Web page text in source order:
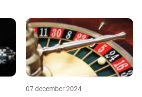
07 december 2024